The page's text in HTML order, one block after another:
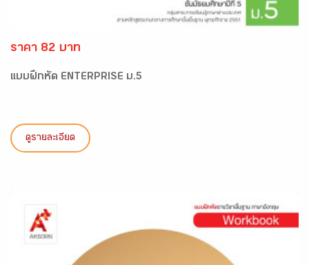
ราคา 82 บาท
แบบฝึกหัด ENTERPRISE ม.5
ดูรายละเอียด